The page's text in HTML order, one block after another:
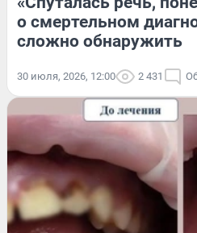
о смертельном
сложно обнаружить
30 июля, 2026, 12:00 2 431